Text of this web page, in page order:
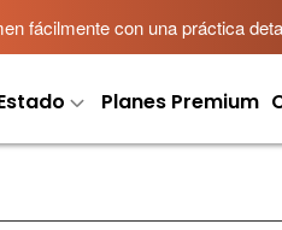
fácilmente con una práctica
Planes Premium